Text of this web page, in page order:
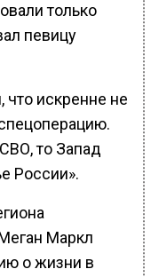
только
певицу
что искренне не
то Запад
России».
Маркл
о жизни в